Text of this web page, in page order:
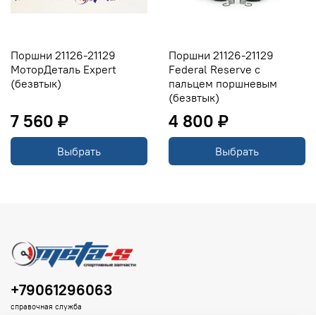
Поршни 21126-21129
МоторДеталь Expert
(безвтык)
7 560 ₽
Выбрать
Поршни 21126-21129
Federal Reserve с
пальцем поршневым
(безвтык)
4 800 ₽
Выбрать
+79061296063
справочная служба